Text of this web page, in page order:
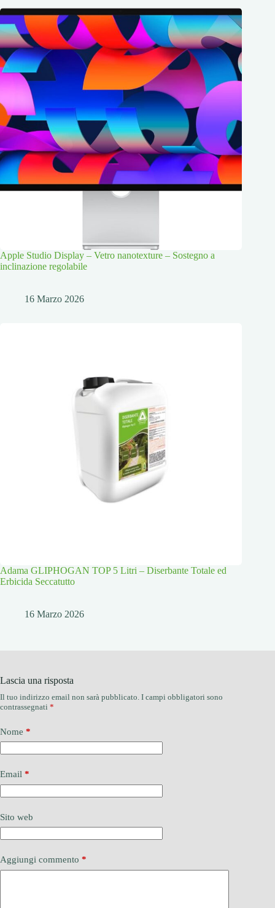
Apple Studio Display – Vetro nanotexture – Sostegno a
inclinazione regolabile
16 Marzo 2026
Adama GLIPHOGAN TOP 5 Litri – Diserbante Totale ed
Erbicida Seccatutto
16 Marzo 2026
Lascia una risposta
Il tuo indirizzo email non sarà pubblicato. I campi obbligatori sono
contrassegnati *
Nome *
Email *
Sito web
Aggiungi commento *